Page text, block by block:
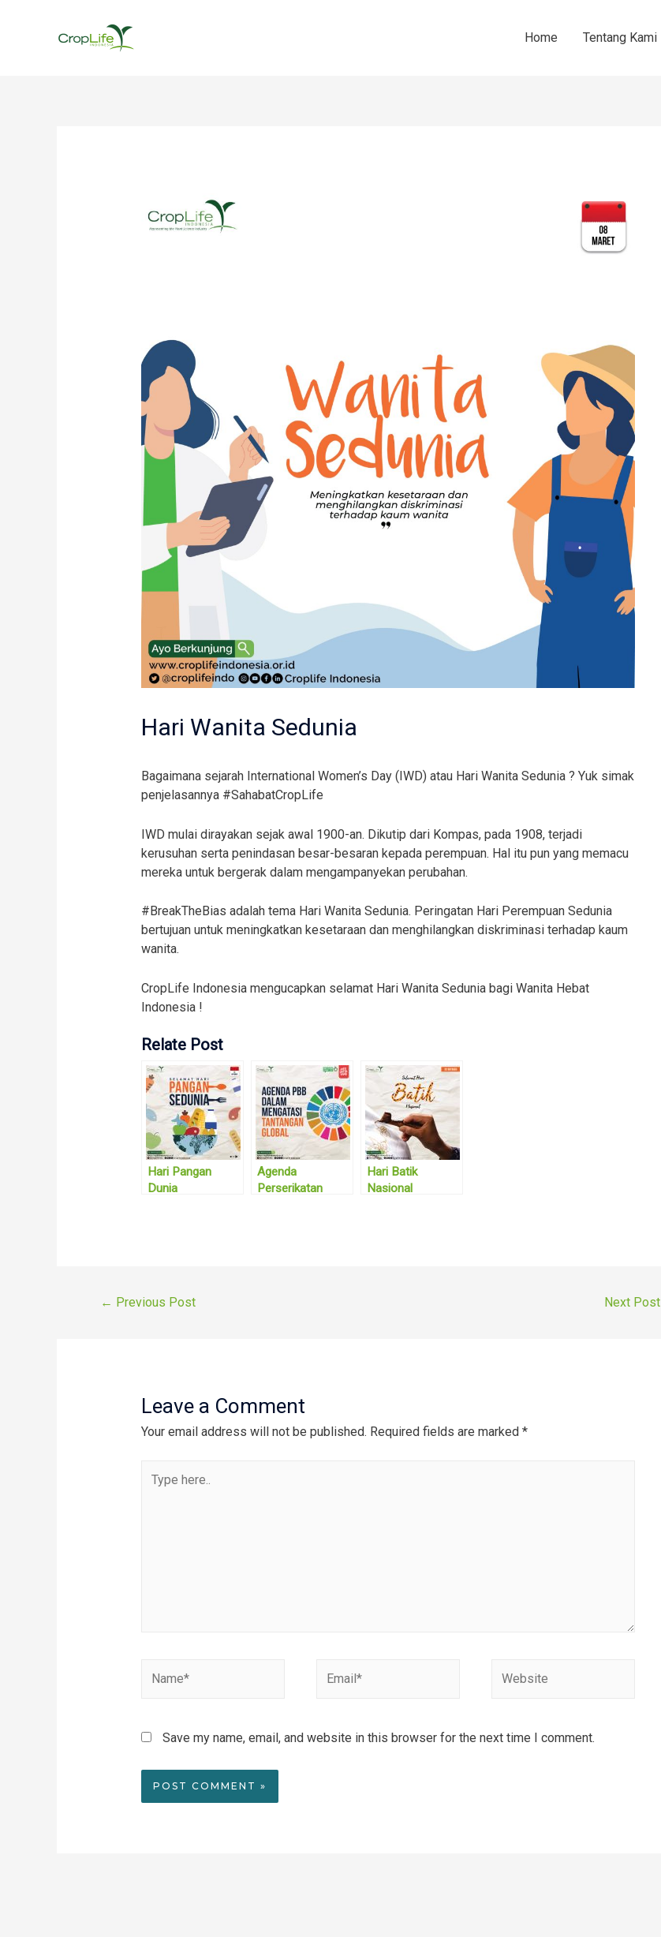
Home Tentang Kami
Hari Wanita Sedunia
Bagaimana sejarah International Women’s Day (IWD) atau Hari Wanita Sedunia ? Yuk simak
penjelasannya #SahabatCropLife
IWD mulai dirayakan sejak awal 1900-an. Dikutip dari Kompas, pada 1908, terjadi
kerusuhan serta penindasan besar-besaran kepada perempuan. Hal itu pun yang memacu
mereka untuk bergerak dalam mengampanyekan perubahan.
#BreakTheBias adalah tema Hari Wanita Sedunia. Peringatan Hari Perempuan Sedunia
bertujuan untuk meningkatkan kesetaraan dan menghilangkan diskriminasi terhadap kaum
wanita.
CropLife Indonesia mengucapkan selamat Hari Wanita Sedunia bagi Wanita Hebat
Indonesia !
Relate Post
Hari Pangan
Dunia
Agenda
Perserikatan
Hari Batik
Nasional
Post
← Previous Post Next Post
Leave a Comment
Your email address will not be published. Required fields are marked *
here..
Save my name, email, and website in this browser for the next time I comment.